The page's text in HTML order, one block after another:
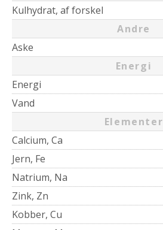
Kulhydrat, af forskel
Andre
Aske
Energi
Energi
Vand
Elementer
Calcium, Ca
Jern, Fe
Natrium, Na
Zink, Zn
Kobber, Cu